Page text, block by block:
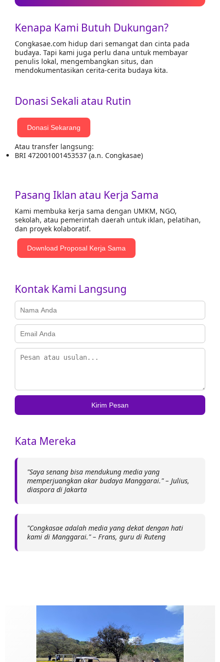
Kenapa Kami Butuh Dukungan?
Congkasae.com hidup dari semangat dan cinta pada
budaya. Tapi kami juga perlu dana untuk membayar
penulis lokal, mengembangkan situs, dan
mendokumentasikan cerita-cerita budaya kita.
Donasi Sekali atau Rutin
Donasi Sekarang
Atau transfer langsung:
BRI 472001001453537 (a.n. Congkasae)
Pasang Iklan atau Kerja Sama
Kami membuka kerja sama dengan UMKM, NGO,
sekolah, atau pemerintah daerah untuk iklan, pelatihan,
dan proyek kolaboratif.
Download Proposal Kerja Sama
Kontak Kami Langsung
Kirim Pesan
Kata Mereka
"Saya senang bisa mendukung media yang
memperjuangkan akar budaya Manggarai." – Julius,
diaspora di Jakarta
"Congkasae adalah media yang dekat dengan hati
kami di Manggarai." – Frans, guru di Ruteng